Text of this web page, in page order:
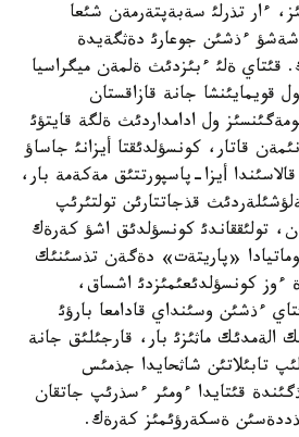
ءار تذرلئ سةبةپتةرمةن شئعا
شةشؤ ءذشئن جوعارئ دةثگةيدة
قئتاي ةلئ ءبئزدئث ةلمةن ميگراسيا
قويمايئنشا جانة قازاقستان
ول ادامداردئث ةلگة قايتؤئ
قاتار، كونسؤلدئقتا أيزانئ جاساؤ
أيزا-پاسپورتتئق مةكةمة بار،
قذجاتتارئن تولتئرئپ
تولئققاندئ كونسؤلدئق اشؤ كةرةك
«پاريتةت» دةگةن تذسئنئك
ءوز كونسؤلدئعئمئزدئ اشساق،
ءذشئن وسئنداي قادامعا بارؤئ
ماثئزئ بار، قارجئلئق جانة
تابئلاتئن شاثحايدا جذمئس
قئتايدا ءومئر ءسذرئپ جاتقان